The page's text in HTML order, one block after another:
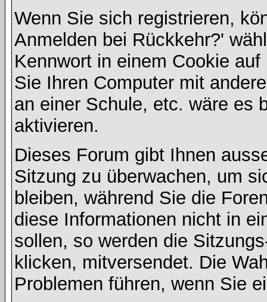
Wenn Sie sich registrieren,
Anmelden bei Rückkehr?'
Kennwort in einem Cookie
Sie Ihren Computer mit
an einer Schule, etc. wäre es
aktivieren.
Dieses Forum gibt Ihnen
Sitzung zu überwachen, um
bleiben, während Sie die
diese Informationen nicht in
sollen, so werden die
klicken, mitversendet. Die
Problemen führen, wenn Sie